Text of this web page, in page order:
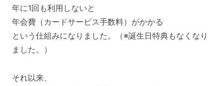
年に1回も利用しないと
年会費（カードサービス手数料）がかかる
という仕組みになりました。（※誕生日特典もなくなり
ました。）
それ以来、